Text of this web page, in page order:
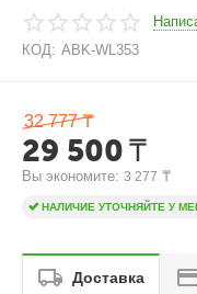
КОД: ABK-WL353
32 777 ₸
29 500₸
Вы экономите: 3 277 ₸
НАЛИЧИЕ УТОЧНЯЙТЕ У
Доставка